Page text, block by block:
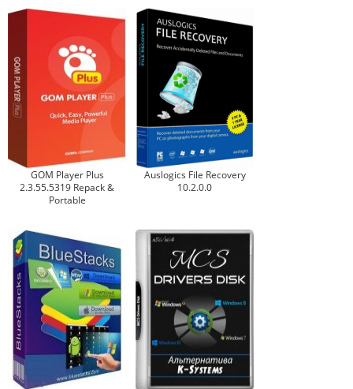
GOM Player Plus
2.3.55.5319 Repack &
Portable
Auslogics File Recovery
10.2.0.0